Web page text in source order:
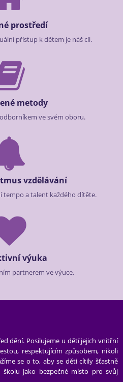
prostředí
přístup k dětem je náš cíl.
metody
ve svém oboru.
vzdělávání
tempo a talent každého dítěte.
výuka
partnerem ve výuce.
dění. Posilujeme u dětí jejich vnitřní
respektujícím způsobem, nikoli
se o to, aby se děti cítily šťastně
jako bezpečné místo pro svůj